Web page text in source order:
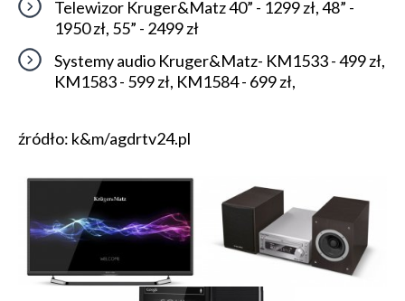
Telewizor Kruger&Matz 40” - 1299 zł, 48” -
1950 zł, 55” - 2499 zł
Systemy audio Kruger&Matz- KM1533 - 499 zł,
KM1583 - 599 zł, KM1584 - 699 zł,
źródło: k&m/agdrtv24.pl